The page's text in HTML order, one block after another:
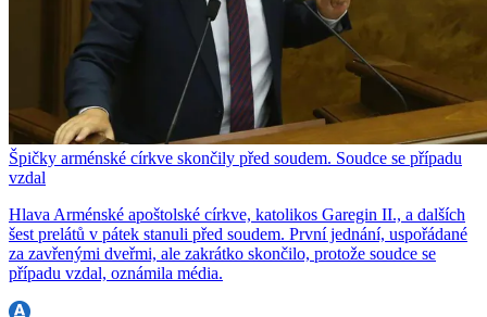
Špičky arménské církve skončily před soudem. Soudce se případu
vzdal
Hlava Arménské apoštolské církve, katolikos Garegin II., a dalších
šest prelátů v pátek stanuli před soudem. První jednání, uspořádané
za zavřenými dveřmi, ale zakrátko skončilo, protože soudce se
případu vzdal, oznámila média.